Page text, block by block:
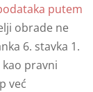
putem
obrade ne
6. stavka 1.
pravni
već